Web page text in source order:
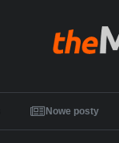
Nowe posty